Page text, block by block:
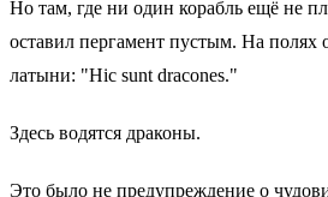
Но там, где ни один корабль ещё не
оставил пергамент пустым. На полях
латыни: "Hic sunt dracones."
Здесь водятся драконы.
Это было не предупреждение о